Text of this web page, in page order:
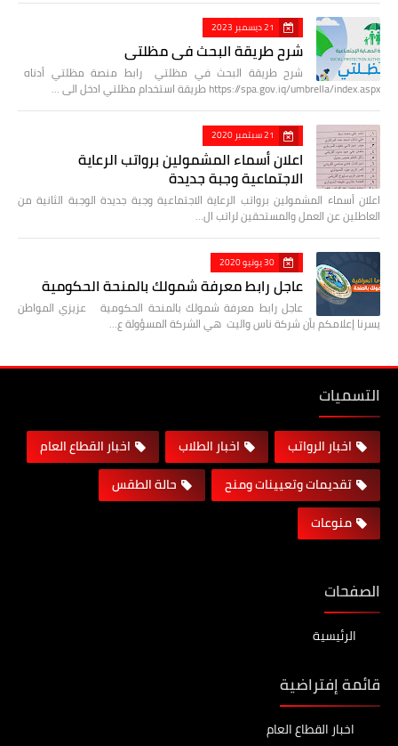
21 ديسمبر 2023
شرح طريقة البحث في مظلتي
شرح طريقة البحث في مظلتي رابط منصة مظلتي أدناه
https://spa.gov.iq/umbrella/index.aspx طريقة استخدام مظلتي ادخل الى …
21 سبتمبر 2020
اعلان أسماء المشمولين برواتب الرعاية
الاجتماعية وجبة جديدة
اعلان أسماء المشمولين برواتب الرعاية الاجتماعية وجبة جديدة الوجبة الثانية من
العاطلين عن العمل والمستحقين لراتب ال…
30 يونيو 2020
عاجل رابط معرفة شمولك بالمنحة الحكومية
عاجل رابط معرفة شمولك بالمنحة الحكومية عزيزي المواطن
يسرنا إعلامكم بأن شركة ناس واليت هي الشركة المسؤولة ع…
التسميات
اخبار الرواتب اخبار الطلاب
اخبار القطاع العام
تقديمات وتعيينات ومنح
حالة الطقس
منوعات
الصفحات
الرئيسية
قائمة إفتراضية
اخبار القطاع العام